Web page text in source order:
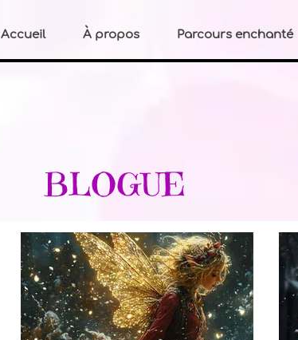
Accueil À propos Parcours enchanté
BLOGUE